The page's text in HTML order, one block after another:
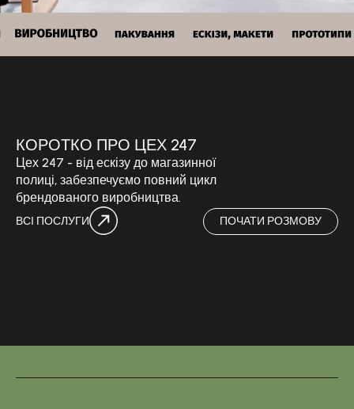
КОРОТКО ПРО ЦЕХ 247
Цех 247 - від ескізу до магазинної
полиці, забезпечуємо повний цикл
брендованого виробництва.
ВСІ ПОСЛУГИ ПОЧАТИ РОЗМОВУ